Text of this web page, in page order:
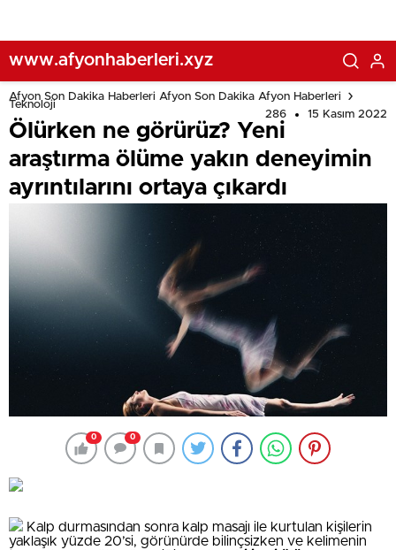
www.afyonhaberleri.xyz
Afyon Son Dakika Haberleri Afyon Son Dakika Afyon Haberleri
Teknoloji
286
15 Kasım 2022
Ölürken ne görürüz? Yeni
araştırma ölüme yakın deneyimin
ayrıntılarını ortaya çıkardı
0 0
Kalp durmasından sonra kalp masajı ile kurtulan kişilerin
yaklaşık yüzde 20’si, görünürde bilinçsizken ve kelimenin